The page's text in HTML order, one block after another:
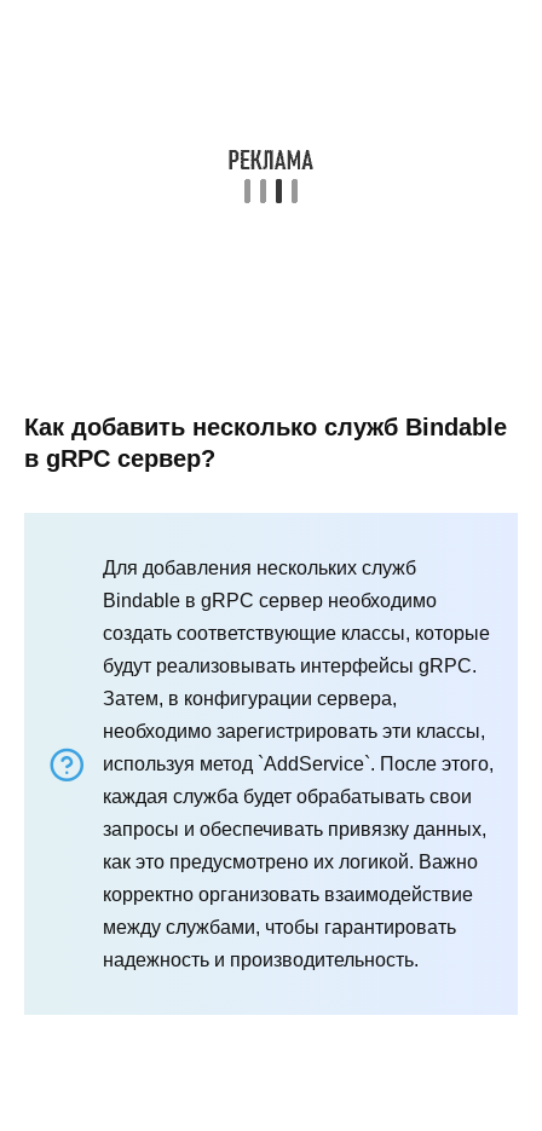
Как добавить несколько служб Bindable
в gRPC сервер?
Для добавления нескольких служб
Bindable в gRPC сервер необходимо
создать соответствующие классы, которые
будут реализовывать интерфейсы gRPC.
Затем, в конфигурации сервера,
необходимо зарегистрировать эти классы,
используя метод `AddService`. После этого,
каждая служба будет обрабатывать свои
запросы и обеспечивать привязку данных,
как это предусмотрено их логикой. Важно
корректно организовать взаимодействие
между службами, чтобы гарантировать
надежность и производительность.